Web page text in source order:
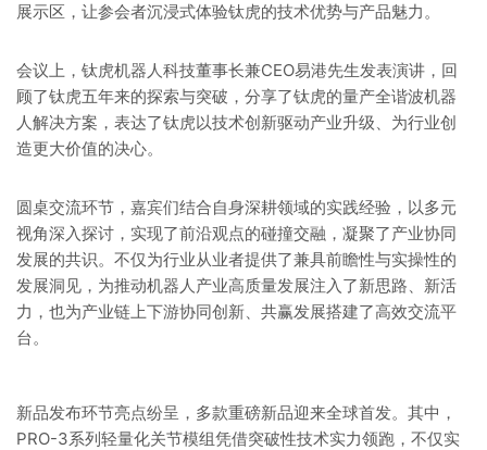
展示区，让参会者沉浸式体验钛虎的技术优势与产品魅力。
会议上，钛虎机器人科技董事长兼CEO易港先生发表演讲，回
顾了钛虎五年来的探索与突破，分享了钛虎的量产全谐波机器
人解决方案，表达了钛虎以技术创新驱动产业升级、为行业创
造更大价值的决心。
圆桌交流环节，嘉宾们结合自身深耕领域的实践经验，以多元
视角深入探讨，实现了前沿观点的碰撞交融，凝聚了产业协同
发展的共识。不仅为行业从业者提供了兼具前瞻性与实操性的
发展洞见，为推动机器人产业高质量发展注入了新思路、新活
力，也为产业链上下游协同创新、共赢发展搭建了高效交流平
台。
新品发布环节亮点纷呈，多款重磅新品迎来全球首发。其中，
PRO-3系列轻量化关节模组凭借突破性技术实力领跑，不仅实